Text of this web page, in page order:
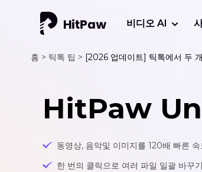
비디오 AI
홈 > 틱톡 팁 > [2026 업데이트] 틱톡에서 두
HitPaw
동영상, 음악및 이미지를 120배 빠른
한 번의 클릭으로 여러 파일 일괄 바꾸